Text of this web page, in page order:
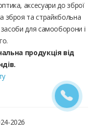
аксесуари до зброї
зброя та страйкбольна
засоби для самооборони і
продукція від
2026